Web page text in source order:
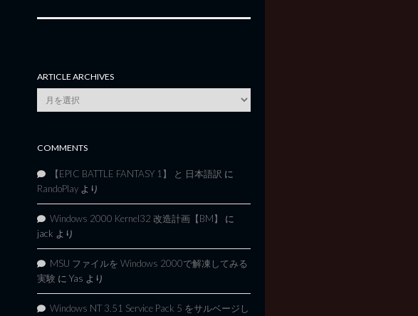
ARTICLE ARCHIVES
Article
Archives
COMMENTS
【EPIC BATTLE FANTASY 1】 と 日本語訳 に
RandoPlay より
Windows 2000 Kernel32 改造計画【BM】
に
jack より
MSU ファイルを Windows 2000で解凍してみる
実験 に Yas より
Windows NT 3.51 Service Pack 5 をサルベージし